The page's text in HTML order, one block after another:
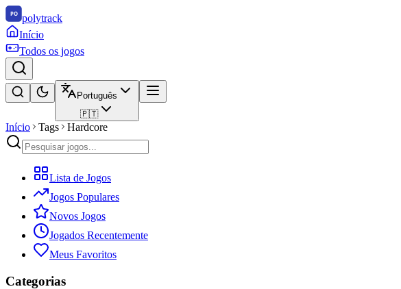
polytrack
Início
Todos os jogos
Português
🇵🇹
Início Tags Hardcore
Lista de Jogos
Jogos Populares
Novos Jogos
Jogados Recentemente
Meus Favoritos
Categorias